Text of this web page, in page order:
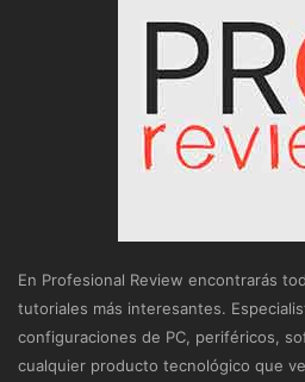
En Profesional Review encontrarás
tutoriales más interesantes.
configuraciones de PC, periféricos,
cualquier producto tecnológico que